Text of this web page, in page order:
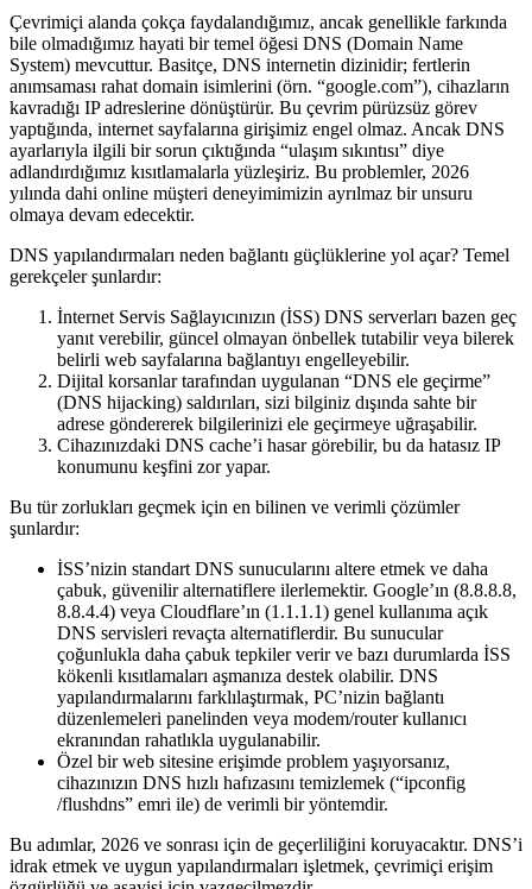
Çevrimiçi alanda çokça faydalandığımız, ancak genellikle farkında
bile olmadığımız hayati bir temel öğesi DNS (Domain Name
System) mevcuttur. Basitçe, DNS internetin dizinidir; fertlerin
anımsaması rahat domain isimlerini (örn. “google.com”), cihazların
kavradığı IP adreslerine dönüştürür. Bu çevrim pürüzsüz görev
yaptığında, internet sayfalarına girişimiz engel olmaz. Ancak DNS
ayarlarıyla ilgili bir sorun çıktığında “ulaşım sıkıntısı” diye
adlandırdığımız kısıtlamalarla yüzleşiriz. Bu problemler, 2026
yılında dahi online müşteri deneyimimizin ayrılmaz bir unsuru
olmaya devam edecektir.
DNS yapılandırmaları neden bağlantı güçlüklerine yol açar? Temel
gerekçeler şunlardır:
İnternet Servis Sağlayıcınızın (İSS) DNS serverları bazen geç
yanıt verebilir, güncel olmayan önbellek tutabilir veya bilerek
belirli web sayfalarına bağlantıyı engelleyebilir.
Dijital korsanlar tarafından uygulanan “DNS ele geçirme”
(DNS hijacking) saldırıları, sizi bilginiz dışında sahte bir
adrese göndererek bilgilerinizi ele geçirmeye uğraşabilir.
Cihazınızdaki DNS cache’i hasar görebilir, bu da hatasız IP
konumunu keşfini zor yapar.
Bu tür zorlukları geçmek için en bilinen ve verimli çözümler
şunlardır:
İSS’nizin standart DNS sunucularını altere etmek ve daha
çabuk, güvenilir alternatiflere ilerlemektir. Google’ın (8.8.8.8,
8.8.4.4) veya Cloudflare’ın (1.1.1.1) genel kullanıma açık
DNS servisleri revaçta alternatiflerdir. Bu sunucular
çoğunlukla daha çabuk tepkiler verir ve bazı durumlarda İSS
kökenli kısıtlamaları aşmanıza destek olabilir. DNS
yapılandırmalarını farklılaştırmak, PC’nizin bağlantı
düzenlemeleri panelinden veya modem/router kullanıcı
ekranından rahatlıkla uygulanabilir.
Özel bir web sitesine erişimde problem yaşıyorsanız,
cihazınızın DNS hızlı hafızasını temizlemek (“ipconfig
/flushdns” emri ile) de verimli bir yöntemdir.
Bu adımlar, 2026 ve sonrası için de geçerliliğini koruyacaktır. DNS’i
idrak etmek ve uygun yapılandırmaları işletmek, çevrimiçi erişim